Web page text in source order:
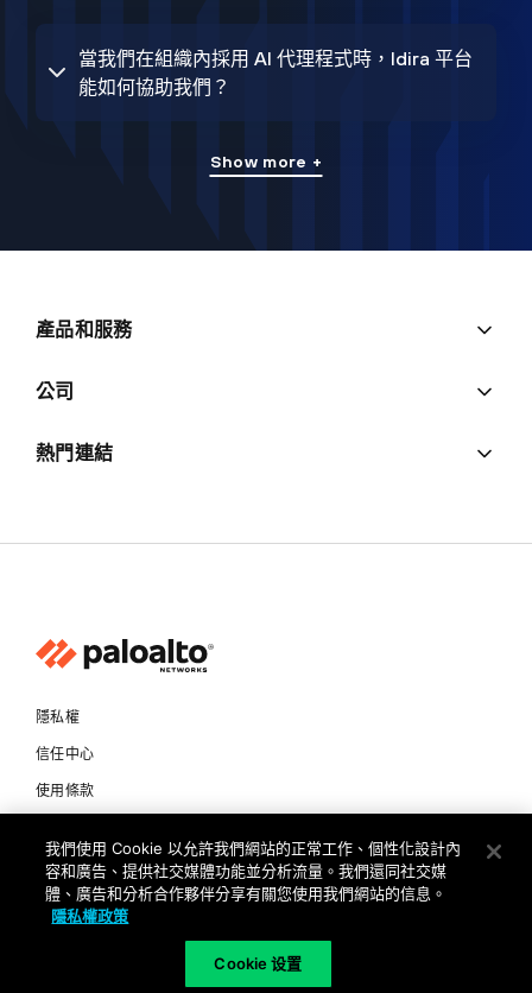
當我們在組織內採用 AI 代理程式時，Idira 平台
能如何協助我們？
Show more +
產品和服務
公司
熱門連結
隱私權
信任中心
使用條款
Copyright © 2026 Palo Alto Networks. All Rights Reserved
我們使用 Cookie 以允許我們網站的正常工作、個性化設計內
容和廣告、提供社交媒體功能並分析流量。我們還同社交媒
體、廣告和分析合作夥伴分享有關您使用我們網站的信息。
隱私權政策
Cookie 设置